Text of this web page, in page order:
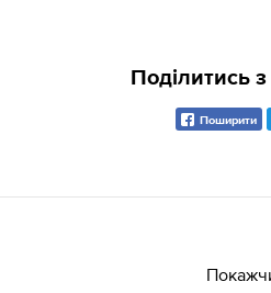
Поділитись
Поширити